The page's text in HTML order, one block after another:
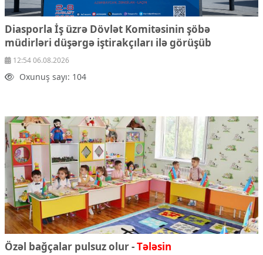
Diasporla İş üzrə Dövlət Komitəsinin şöbə
müdirləri düşərgə iştirakçıları ilə görüşüb
12:54 06.08.2026
Oxunuş sayı: 104
Özəl bağçalar pulsuz olur -Tələsin